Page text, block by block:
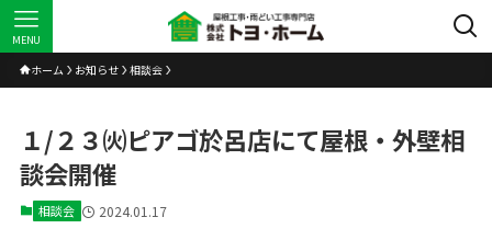
MENU
ホーム お知らせ 相談会
１/２３㈫ピアゴ於呂店にて屋根・外壁相
談会開催
相談会 2024.01.17